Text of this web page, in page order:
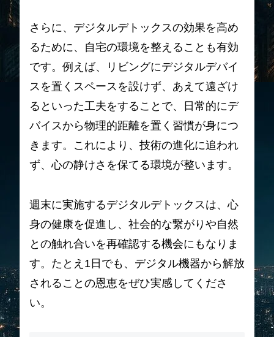
さらに、デジタルデトックスの効果を高め
るために、自宅の環境を整えることも有効
です。例えば、リビングにデジタルデバイ
スを置くスペースを設けず、あえて遠ざけ
るといった工夫をすることで、日常的にデ
バイスから物理的距離を置く習慣が身につ
きます。これにより、技術の進化に追われ
ず、心の静けさを保てる環境が整います。
週末に実施するデジタルデトックスは、心
身の健康を促進し、社会的な繋がりや自然
との触れ合いを再確認する機会にもなりま
す。たとえ1日でも、デジタル機器から解放
されることの恩恵をぜひ実感してくださ
い。